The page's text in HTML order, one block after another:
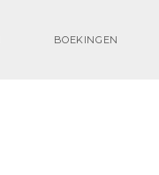
BOEKINGEN